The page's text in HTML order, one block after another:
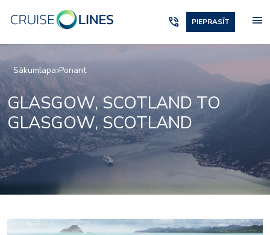
phone_in_talk PIEPRASĪT menu
Sākumlapa Ponant
GLASGOW, SCOTLAND TO
GLASGOW, SCOTLAND
2975713